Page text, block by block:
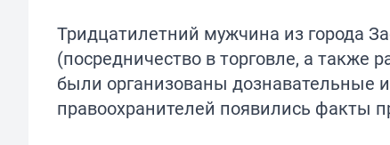
Тридцатилетний мужчина из города
(посредничество в торговле, а также
были организованы дознавательные
правоохранителей появились факты